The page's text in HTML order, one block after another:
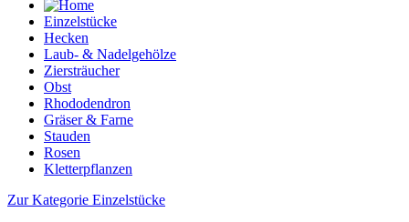
Einzelstücke
Hecken
Laub- & Nadelgehölze
Ziersträucher
Obst
Rhododendron
Gräser & Farne
Stauden
Rosen
Kletterpflanzen
Zur Kategorie Einzelstücke